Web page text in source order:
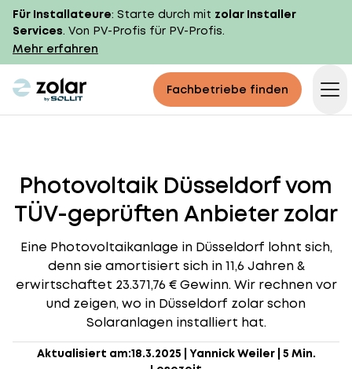
Für Installateure: Starte durch mit zolar Installer
Services. Von PV-Profis für PV-Profis.
Mehr erfahren
zolar logo Fachbetriebe finden
Photovoltaik Düsseldorf vom
TÜV-geprüften Anbieter zolar
Eine Photovoltaikanlage in Düsseldorf lohnt sich,
denn sie amortisiert sich in 11,6 Jahren &
erwirtschaftet 23.371,76 € Gewinn. Wir rechnen vor
und zeigen, wo in Düsseldorf zolar schon
Solaranlagen installiert hat.
Aktualisiert am:18.3.2025 Yannick Weiler| 5 Min.